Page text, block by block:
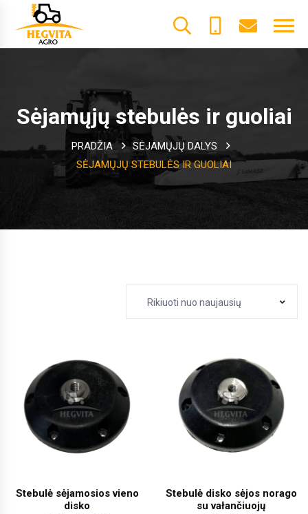
+370
Sėjamųjų stebulės ir guoliai
PRADŽIA
SĖJAMŲJŲ DALYS
SĖJAMŲJŲ STEBULĖS IR GUOLIAI
Rikiuoti nuo naujausių
Stebulė sėjamosios vieno
disko
Stebulė disko sėjos norago
su vałančiuojų